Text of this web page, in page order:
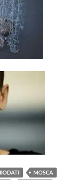
MOSCA